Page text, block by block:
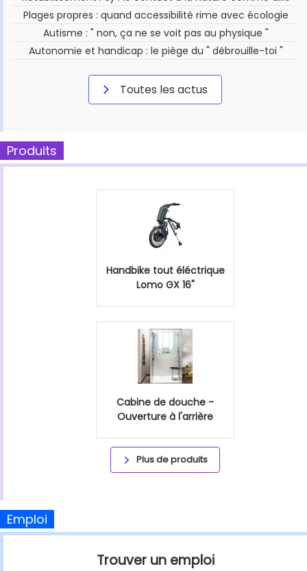
Plages propres : quand accessibilité rime avec écologie
Autisme : " non, ça ne se voit pas au physique "
Autonomie et handicap : le piège du " débrouille-toi "
Toutes les actus
Produits
Handbike tout éléctrique
Lomo GX 16"
Cabine de douche -
Ouverture à l'arrière
Plus de produits
Emploi
Trouver un emploi